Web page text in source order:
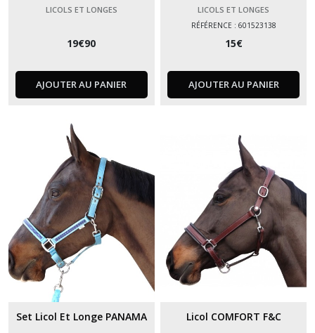
LICOLS ET LONGES
19€90
AJOUTER AU PANIER
LICOLS ET LONGES
RÉFÉRENCE : 601523138
15€
AJOUTER AU PANIER
Set Licol Et Longe PANAMA Licol COMFORT F&C